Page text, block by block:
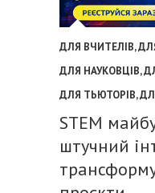
ДЛЯ ВЧИТЕЛІВ,
ДЛЯ НАУКОВЦІВ,
ДЛЯ ТЬЮТОРІВ,
STEM
штучний